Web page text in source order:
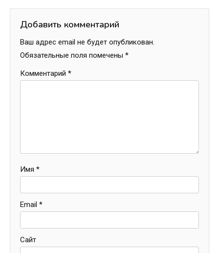
Добавить комментарий
Ваш адрес email не будет опубликован.
Обязательные поля помечены *
Комментарий *
Имя *
Email *
Сайт